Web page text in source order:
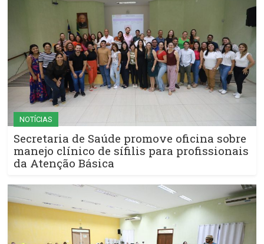
NOTÍCIAS
Secretaria de Saúde promove oficina sobre
manejo clínico de sífilis para profissionais
da Atenção Básica